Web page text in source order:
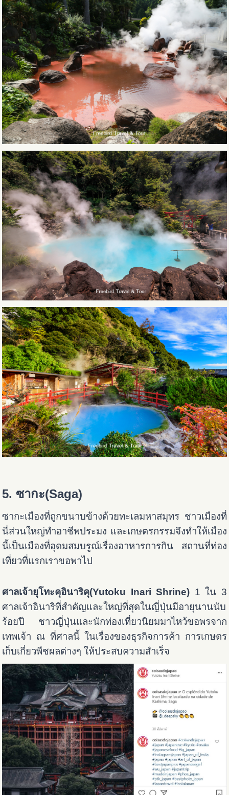
5. ซากะ(Saga)
ซากะเมืองที่ถูกขนาบข้างด้วยทะเลมหาสมุทร ชาวเมืองที่
นี่ส่วนใหญ่ทำอาชีพประมง และเกษตรกรรมจึงทำให้เมือง
นี้เป็นเมืองที่อุดมสมบรูณ์เรื่องอาหารการกิน สถานที่ท่อง
เที่ยวที่แรกเราขอพาไป
ศาลเจ้ายุโทะคุอินาริคุ(Yutoku Inari Shrine) 1 ใน 3
ศาลเจ้าอินาริที่สำคัญและใหญ่ที่สุดในญี่ปุ่นมีอายุนานนับ
ร้อยปี ชาวญี่ปุ่นและนักท่องเที่ยวนิยมมาไหว้ขอพรจาก
เทพเจ้า ณ ที่ศาลนี้ ในเรื่องของธุรกิจการค้า การเกษตร
เก็บเกี่ยวพืชผลต่างๆ ให้ประสบความสำเร็จ